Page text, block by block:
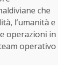
che
l’umanità e
operazioni in
operativo